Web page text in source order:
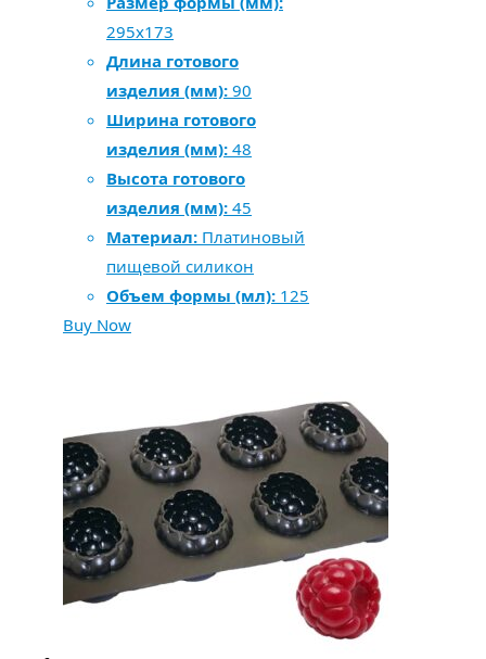
295х173
Длина готового
изделия (мм): 90
Ширина готового
изделия (мм): 48
Высота готового
изделия (мм): 45
Материал: Платиновый
пищевой силикон
Объем формы (мл): 125
Buy Now